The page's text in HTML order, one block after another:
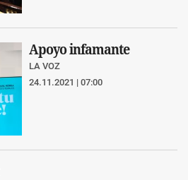
Apoyo infamante
LA VOZ
24.11.2021 | 07:00